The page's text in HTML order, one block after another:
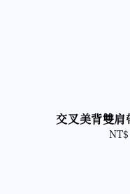
交叉美背雙肩